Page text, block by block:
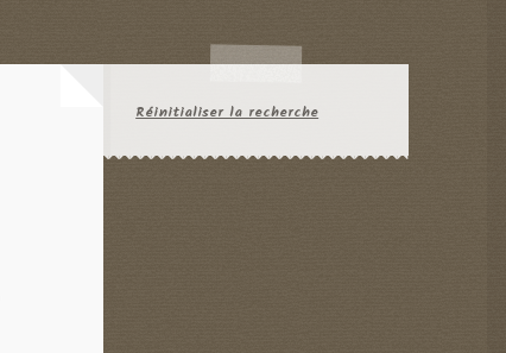
Réinitialiser la recherche